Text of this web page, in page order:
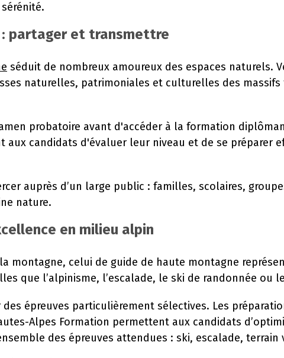
partager et transmettre
séduit de nombreux amoureux des espaces naturels.
naturelles, patrimoniales et culturelles des
probatoire avant d'accéder à la formation
candidats d'évaluer leur niveau et de se préparer
auprès d’un large public : familles, scolaires,
nature.
en milieu alpin
montagne, celui de guide de haute montagne
que l’alpinisme, l’escalade, le ski de randonnée ou
des épreuves particulièrement sélectives. Les
Alpes Formation permettent aux candidats
des épreuves attendues : ski, escalade,